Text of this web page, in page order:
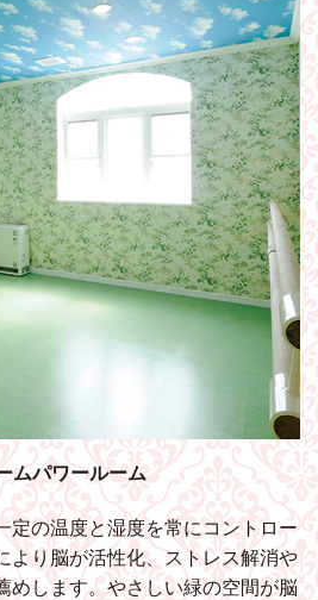
ムパワールーム
定の温度と湿度を常にコントロー
より脳が活性化、ストレス解消や
めします。やさしい緑の空間が脳